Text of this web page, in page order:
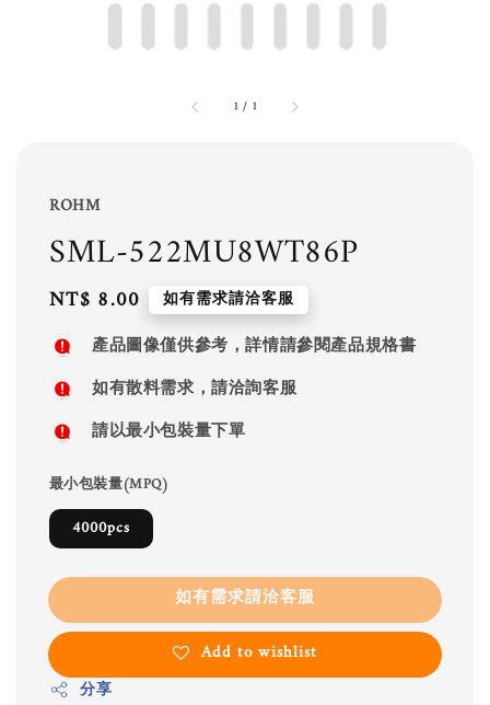
1 / 1
ROHM
SML-522MU8WT86P
Regular
price
NT$ 8.00 如有需求請洽客服
產品圖像僅供參考，詳情請參閱產品規格書
如有散料需求，請洽詢客服
請以最小包裝量下單
最小包裝量(MPQ)
4000pcs
如有需求請洽客服
Add to wishlist
分享